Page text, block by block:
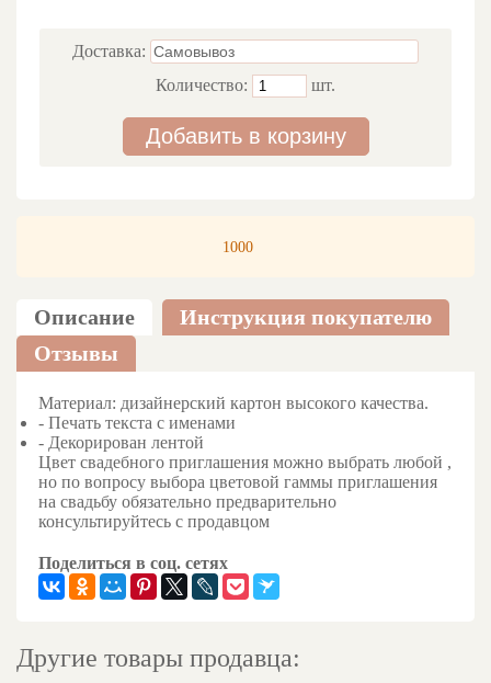
Доставка:
Количество:
шт.
Добавить в корзину
1000
Описание
Инструкция покупателю
Отзывы
Материал: дизайнерский картон высокого качества.
- Печать текста с именами
- Декорирован лентой
Цвет свадебного приглашения можно выбрать любой ,
но по вопросу выбора цветовой гаммы приглашения
на свадьбу обязательно предварительно
консультируйтесь с продавцом
Поделиться в соц. сетях
Другие товары продавца: